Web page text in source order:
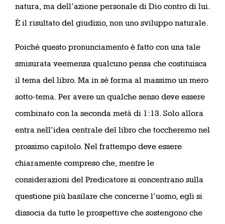
natura, ma dell’azione personale di Dio contro di lui.
È il risultato del giudizio, non uno sviluppo naturale.
Poiché questo pronunciamento è fatto con una tale
smisurata veemenza qualcuno pensa che costituisca
il tema del libro. Ma in sé forma al massimo un mero
sotto-tema. Per avere un qualche senso deve essere
combinato con la seconda metà di 1:13. Solo allora
entra nell’idea centrale del libro che toccheremo nel
prossimo capitolo. Nel frattempo deve essere
chiaramente compreso che, mentre le
considerazioni del Predicatore si concentrano sulla
questione più basilare che concerne l’uomo, egli si
dissocia da tutte le prospettive che sostengono che